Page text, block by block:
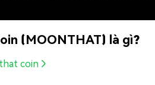
(MOONTHAT) là gì?
coin